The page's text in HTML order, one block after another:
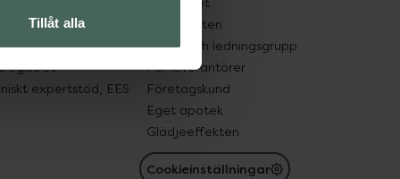
Tillåt alla
in gammal medicin
läkemedel
expertstöd, EES
Samarbeten
Ägare och ledningsgrupp
För leverantörer
Företagskund
Eget apotek
Glädjeeffekten
Cookieinställningar